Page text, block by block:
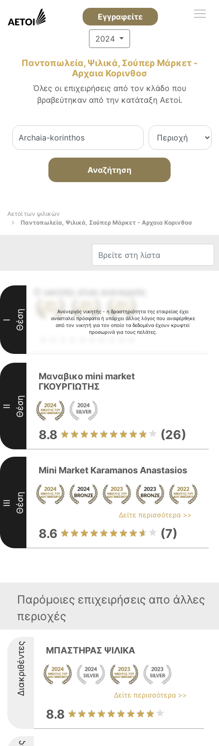
Εγγραφείτε
2024
Παντοπωλεία, Ψιλικά, Σούπερ Μάρκετ -
Αρχαια Κορινθοσ
Όλες οι επιχειρήσεις από τον κλάδο που
βραβεύτηκαν από την κατάταξη Αετοί.
Αναζήτηση
Αετοί των ψιλικών
Παντοπωλεία, Ψιλικά, Σούπερ Μάρκετ - Αρχαια Κορινθοσ
Ανενεργός νικητής - η δραστηριότητα της εταιρείας έχει
ανασταλεί πρόσφατα ή υπάρχει άλλος λόγος που αναφέρθηκε
από τον νικητή για τον οποίο τα δεδομένα έχουν κρυφτεί
προσωρινά για τους πελάτες.
I Θέση
II Θέση
Μαναβικο mini market
ΓΚΟΥΡΓΙΩΤΗΣ
8.8 (26)
III Θέση
Mini Market Karamanos Anastasios
Δείτε περισσότερα >>
8.6 (7)
Παρόμοιες επιχειρήσεις απο άλλες
περιοχές
Διακριθέντες ΜΠΑΣΤΗΡΑΣ ΨΙΛΙΚΑ
Δείτε περισσότερα >>
8.8